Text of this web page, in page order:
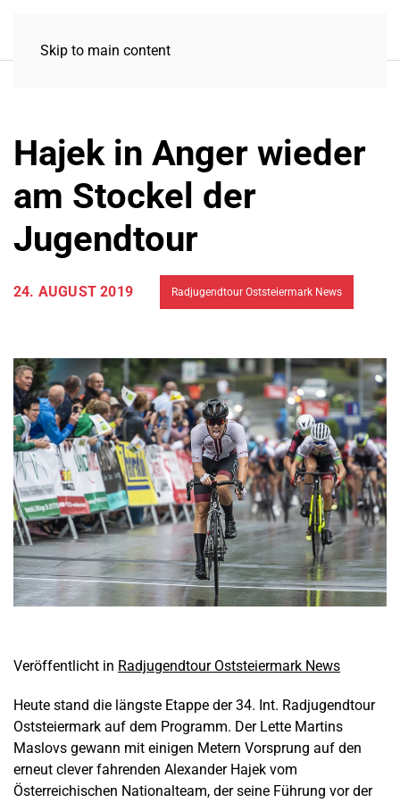
Skip to main content
Hajek in Anger wieder
am Stockel der
Jugendtour
24. AUGUST 2019 Radjugendtour Oststeiermark News
Veröffentlicht in Radjugendtour Oststeiermark News
Heute stand die längste Etappe der 34. Int. Radjugendtour
Oststeiermark auf dem Programm. Der Lette Martins
Maslovs gewann mit einigen Metern Vorsprung auf den
erneut clever fahrenden Alexander Hajek vom
Österreichischen Nationalteam, der seine Führung vor der